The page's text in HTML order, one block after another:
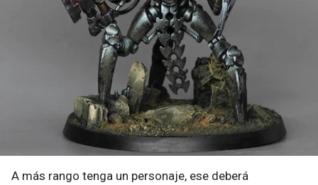
A más rango tenga un personaje, ese deberá